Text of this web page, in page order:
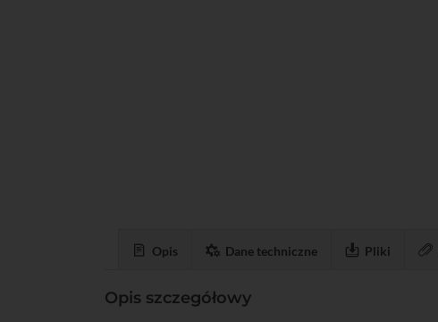
Opis Dane techniczne Pliki
Opis szczegółowy